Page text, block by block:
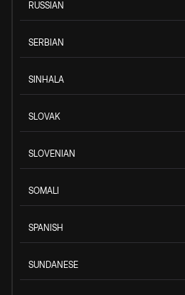
RUSSIAN
SERBIAN
SINHALA
SLOVAK
SLOVENIAN
SOMALI
SPANISH
SUNDANESE